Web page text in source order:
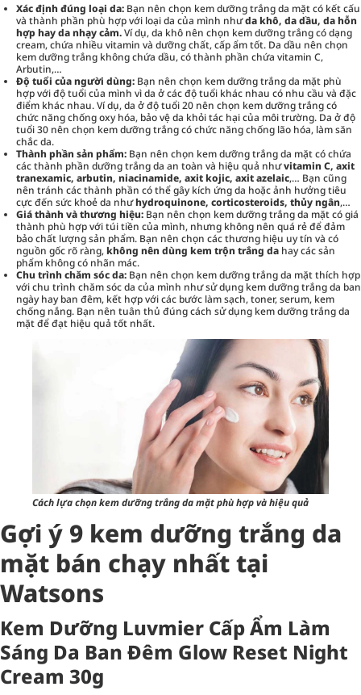
Xác định đúng loại da: Bạn nên chọn kem dưỡng trắng da mặt có kết cấu
và thành phần phù hợp với loại da của mình nhưda khô, da dầu, da hỗn
hợp hay da nhạy cảm.Ví dụ, da khô nên chọn kem dưỡng trắng có dạng
cream, chứa nhiều vitamin và dưỡng chất, cấp ẩm tốt. Da dầu nên chọn
kem dưỡng trắng không chứa dầu, có thành phần chứa vitamin C,
Arbutin,…
Độ tuổi của người dùng: Bạn nên chọn kem dưỡng trắng da mặt phù
hợp với độ tuổi của mình vì da ở các độ tuổi khác nhau có nhu cầu và đặc
điểm khác nhau. Ví dụ, da ở độ tuổi 20 nên chọn kem dưỡng trắng có
chức năng chống oxy hóa, bảo vệ da khỏi tác hại của môi trường. Da ở độ
tuổi 30 nên chọn kem dưỡng trắng có chức năng chống lão hóa, làm săn
chắc da.
Thành phần sản phẩm: Bạn nên chọn kem dưỡng trắng da mặt có chứa
các thành phần dưỡng trắng da an toàn và hiệu quả nhưvitamin C, axit
tranexamic, arbutin, niacinamide, axit kojic, axit azelaic,… Bạn cũng
nên tránh các thành phần có thể gây kích ứng da hoặc ảnh hưởng tiêu
cực đến sức khoẻ da nhưhydroquinone, corticosteroids, thủy ngân,…
Giá thành và thương hiệu: Bạn nên chọn kem dưỡng trắng da mặt có giá
thành phù hợp với túi tiền của mình, nhưng không nên quá rẻ để đảm
bảo chất lượng sản phẩm. Bạn nên chọn các thương hiệu uy tín và có
nguồn gốc rõ ràng,không nên dùng kem trộn trắng da hay các sản
phẩm không có nhãn mác.
Chu trình chăm sóc da: Bạn nên chọn kem dưỡng trắng da mặt thích hợp
với chu trình chăm sóc da của mình như sử dụng kem dưỡng trắng da ban
ngày hay ban đêm, kết hợp với các bước làm sạch, toner, serum, kem
chống nắng. Bạn nên tuân thủ đúng cách sử dụng kem dưỡng trắng da
mặt để đạt hiệu quả tốt nhất.
Cách lựa chọn kem dưỡng trắng da mặt phù hợp và hiệu quả
Gợi ý 9 kem dưỡng trắng da
mặt bán chạy nhất tại
Watsons
Kem Dưỡng Luvmier Cấp Ẩm Làm
Sáng Da Ban Đêm Glow Reset Night
Cream 30g